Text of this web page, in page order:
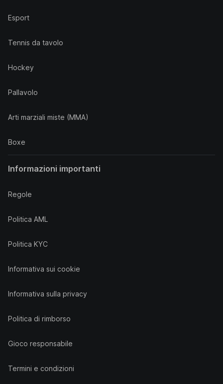
Esport
Tennis da tavolo
Hockey
Pallavolo
Arti marziali miste (MMA)
Boxe
Informazioni importanti
Regole
Politica AML
Politica KYC
Informativa sui cookie
Informativa sulla privacy
Politica di rimborso
Gioco responsabile
Termini e condizioni